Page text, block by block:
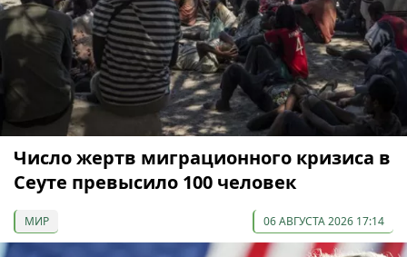
Число жертв миграционного кризиса в
Сеуте превысило 100 человек
МИР 06 АВГУСТА 2026 17:14